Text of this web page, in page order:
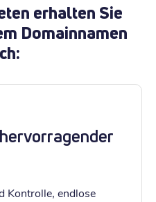
erhalten Sie
Domainnamen
Kontrolle, endlose